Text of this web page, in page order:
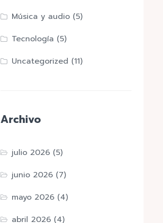
Música y audio (5)
Tecnología (5)
Uncategorized (11)
Archivo
julio 2026 (5)
junio 2026 (7)
mayo 2026 (4)
abril 2026 (4)